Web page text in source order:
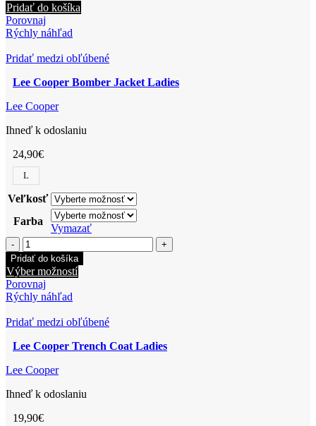
Pridať do košíka
Porovnaj
Rýchly náhľad
Pridať medzi obľúbené
Lee Cooper Bomber Jacket Ladies
Lee Cooper
Ihneď k odoslaniu
24,90€
L
Veľkosť
Farba
Vymazať
množstvo
Lee
Cooper
Bomber
Jacket
Ladies
Pridať do košíka
Výber možnostíTento
variantov.
si
stránke
Porovnaj
Rýchly náhľad
Pridať medzi obľúbené
Lee Cooper Trench Coat Ladies
Lee Cooper
Ihneď k odoslaniu
19,90€